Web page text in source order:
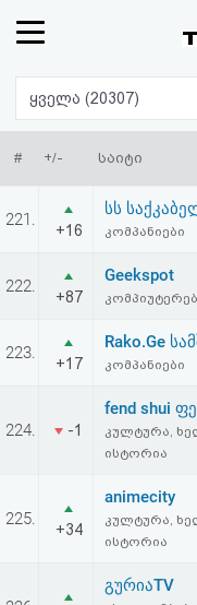
რეიტინგი
(მთავარი)
ფოსტა
პასუხი
ავტორიზაცია
რეგისტრაცია
პაროლის
აღდგენა
ყველა (20307)
# +/- საიტი
221.
+16
სს
კომპანიები
222.
+87
Geekspot
223.
+17
Rako.Ge
კომპანიები
224. -1
fend shui
კულტურა,
ისტორია
225.
+34
animecity
კულტურა,
ისტორია
გურიაTV